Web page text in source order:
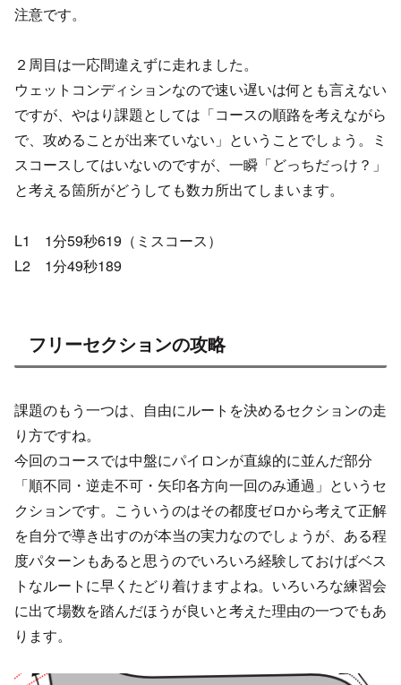
注意です。
２周目は一応間違えずに走れました。
ウェットコンディションなので速い遅いは何とも言えない
ですが、やはり課題としては「コースの順路を考えながら
で、攻めることが出来ていない」ということでしょう。ミ
スコースしてはいないのですが、一瞬「どっちだっけ？」
と考える箇所がどうしても数カ所出てしまいます。
L1 1分59秒619（ミスコース）
L2 1分49秒189
フリーセクションの攻略
課題のもう一つは、自由にルートを決めるセクションの走
り方ですね。
今回のコースでは中盤にパイロンが直線的に並んだ部分
「順不同・逆走不可・矢印各方向一回のみ通過」というセ
クションです。こういうのはその都度ゼロから考えて正解
を自分で導き出すのが本当の実力なのでしょうが、ある程
度パターンもあると思うのでいろいろ経験しておけばベス
トなルートに早くたどり着けますよね。いろいろな練習会
に出て場数を踏んだほうが良いと考えた理由の一つでもあ
ります。